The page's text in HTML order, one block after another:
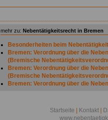
mehr zu: Nebentätigkeitsrecht in Bremen
Besonderheiten beim
Bremen: Verordnung über die
(Bremische
Bremen: Verordnung über die
(Bremische
Bremen: Verordnung über die
Bremen: Verordnung über die
(Bremische
Startseite Kontakt